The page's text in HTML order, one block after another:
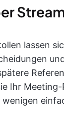
lassen
Ihr